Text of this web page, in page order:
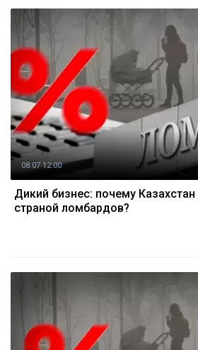
08.07 12:00
Дикий бизнес: почему Казахстан
страной ломбардов?